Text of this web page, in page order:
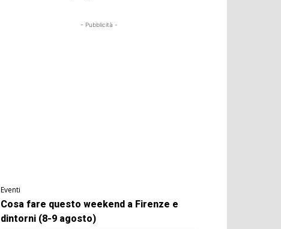
- Pubblicità -
Eventi
Cosa fare questo weekend a Firenze e
dintorni (8-9 agosto)